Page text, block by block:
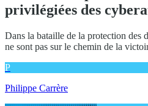
privilégiées des
Dans la bataille de la protection des
ne sont pas sur le chemin de la
P
Philippe Carrère